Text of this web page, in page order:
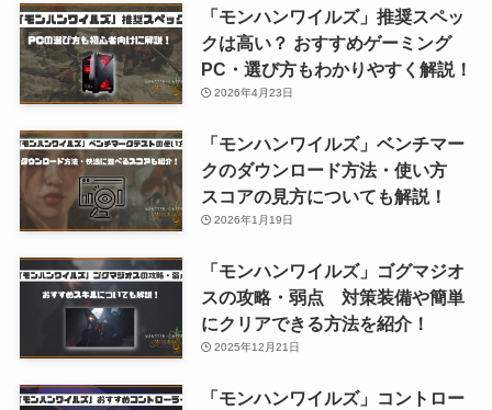
「モンハンワイルズ」推奨スペッ
クは高い？ おすすめゲーミング
PC・選び方もわかりやすく解説！
2026年4月23日
「モンハンワイルズ」ベンチマー
クのダウンロード方法・使い方
スコアの見方についても解説！
2026年1月19日
「モンハンワイルズ」ゴグマジオ
スの攻略・弱点 対策装備や簡単
にクリアできる方法を紹介！
2025年12月21日
「モンハンワイルズ」コントロー